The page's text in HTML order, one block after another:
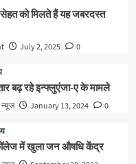
को मिलते हैं यह जबरदस्त
July 2, 2025 0
बढ़ रहे इन्फ्लुएंजा-ए के मामले
न्यूज January 13, 2024 0
में खुला जन औषधि केंद्र